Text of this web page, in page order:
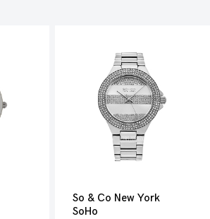
So & Co New York
SoHo